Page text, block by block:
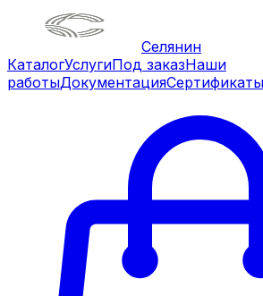
Селянин
КаталогУслугиПод заказНаши
работыДокументацияСертификаты